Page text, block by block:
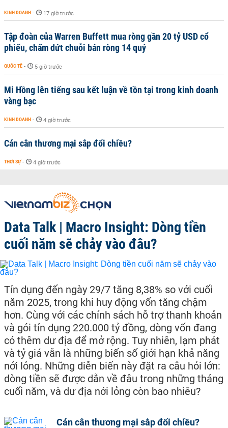
KINH DOANH - 17 giờ trước
Tập đoàn của Warren Buffett mua ròng gần 20 tỷ USD cổ
phiếu, chấm dứt chuỗi bán ròng 14 quý
QUỐC TẾ - 5 giờ trước
Mi Hồng lên tiếng sau kết luận về tồn tại trong kinh doanh
vàng bạc
KINH DOANH - 4 giờ trước
Cán cân thương mại sắp đổi chiều?
THỜI SỰ - 4 giờ trước
Data Talk | Macro Insight: Dòng tiền
cuối năm sẽ chảy vào đâu?
Tín dụng đến ngày 29/7 tăng 8,38% so với cuối
năm 2025, trong khi huy động vốn tăng chậm
hơn. Cùng với các chính sách hỗ trợ thanh khoản
và gói tín dụng 220.000 tỷ đồng, dòng vốn đang
có thêm dư địa để mở rộng. Tuy nhiên, lạm phát
và tỷ giá vẫn là những biến số giới hạn khả năng
nới lỏng. Những diễn biến này đặt ra câu hỏi lớn:
dòng tiền sẽ được dẫn về đâu trong những tháng
cuối năm, và dư địa nới lỏng còn bao nhiêu?
Cán cân thương mại sắp đổi chiều?